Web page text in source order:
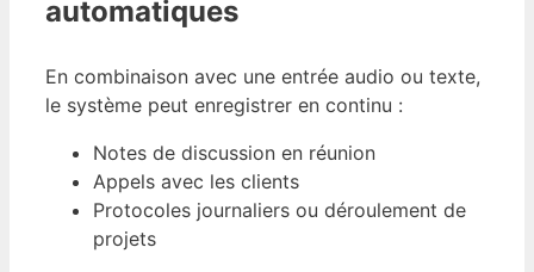
automatiques
En combinaison avec une entrée audio ou texte,
le système peut enregistrer en continu :
Notes de discussion en réunion
Appels avec les clients
Protocoles journaliers ou déroulement de
projets